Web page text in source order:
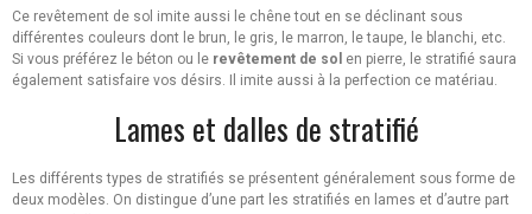
Ce revêtement de sol imite aussi le chêne tout en se déclinant sous
différentes couleurs dont le brun, le gris, le marron, le taupe, le blanchi, etc.
Si vous préférez le béton ou le revêtement de sol en pierre, le stratifié saura
également satisfaire vos désirs. Il imite aussi à la perfection ce matériau.
Lames et dalles de stratifié
Les différents types de stratifiés se présentent généralement sous forme de
deux modèles. On distingue d’une part les stratifiés en lames et d’autre part